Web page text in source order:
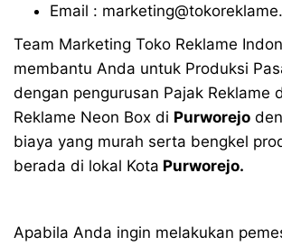
Email :
Team Marketing Toko Reklame
membantu Anda untuk Produksi
dengan pengurusan Pajak Reklame
Reklame Neon Box di Purworejo
biaya yang murah serta bengkel
berada di lokal Kota Purworejo.
Apabila Anda ingin melakukan